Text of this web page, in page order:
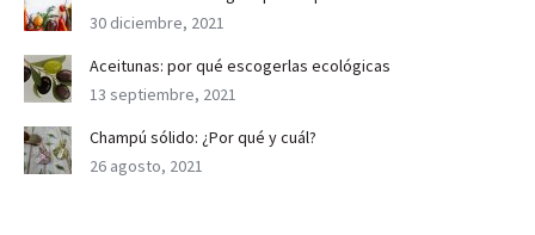
30 diciembre, 2021
Aceitunas: por qué escogerlas ecológicas
13 septiembre, 2021
Champú sólido: ¿Por qué y cuál?
26 agosto, 2021